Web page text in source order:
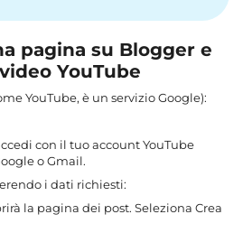
pagina su Blogger e
YouTube
YouTube, è un servizio Google):
con il tuo account YouTube
o Gmail.
i dati richiesti:
la pagina dei post. Seleziona Crea